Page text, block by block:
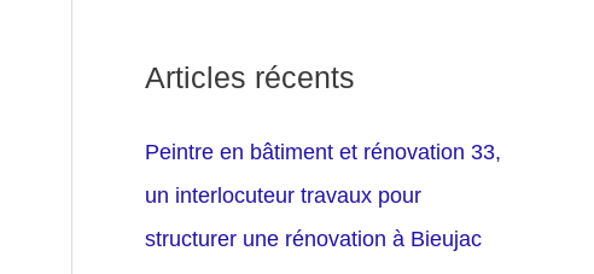
Articles récents
Peintre en bâtiment et rénovation 33,
un interlocuteur travaux pour
structurer une rénovation à Bieujac